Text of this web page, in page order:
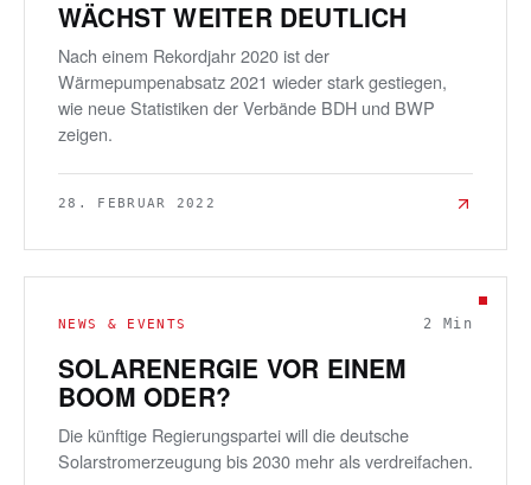
WÄCHST WEITER DEUTLICH
Nach einem Rekordjahr 2020 ist der
Wärmepumpenabsatz 2021 wieder stark gestiegen,
wie neue Statistiken der Verbände BDH und BWP
zeigen.
28. FEBRUAR 2022
NEWS & EVENTS 2 Min
SOLARENERGIE VOR EINEM
BOOM ODER?
Die künftige Regierungspartei will die deutsche
Solarstromerzeugung bis 2030 mehr als verdreifachen.